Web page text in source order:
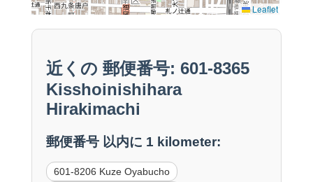
Leaflet
近くの 郵便番号: 601-8365
Kisshoinishihara
Hirakimachi
郵便番号 以内に 1 kilometer:
601-8206 Kuze Oyabucho